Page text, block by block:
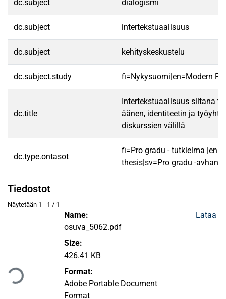
dc.subject dialogismi
dc.subject intertekstuaalisuus
dc.subject kehityskeskustelu
dc.subject.study fi=Nykysuomi|en=Modern
dc.title
Intertekstuaalisuus siltana
äänen, identiteetin ja
diskurssien välillä
dc.type.ontasot
fi=Pro gradu - tutkielma
thesis|sv=Pro gradu -
Tiedostot
Näytetään 1 - 1 / 1
Ladataan...
Name:
osuva_5062.pdf
Size:
426.41 KB
Format:
Adobe Portable Document
Format
Lataa